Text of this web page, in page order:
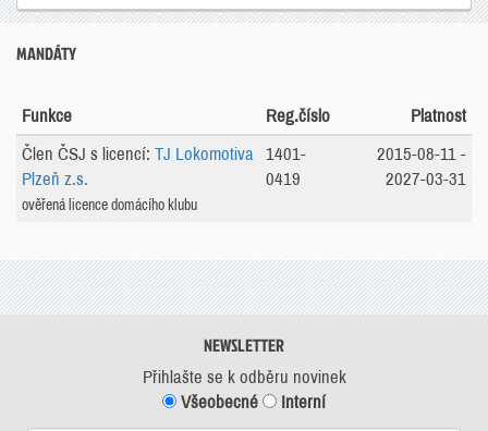
MANDÁTY
Funkce Reg.číslo Platnost
Člen ČSJ s licencí: TJ Lokomotiva
Plzeň z.s.
ověřená licence domácího klubu
1401-
0419
2015-08-11 -
2027-03-31
NEWSLETTER
Přihlašte se k odběru novinek
Všeobecné
Interní